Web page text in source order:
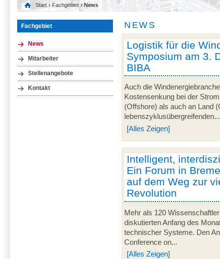
Start › Fachgebiet › News
Fachgebiet
News
Mitarbeiter
Stellenangebote
Kontakt
NEWS
Logistik für die
Symposium am 3.
BIBA
Auch die
Kostensenkung bei der
(Offshore) als auch an Land
lebenszyklusübergreifenden...
[Alles Zeigen]
Intelligent,
Ein Forum in
auf dem Weg zur
Revolution
Mehr als 120
diskutierten Anfang des
technischer Systeme. Den
Conference on...
[Alles Zeigen]